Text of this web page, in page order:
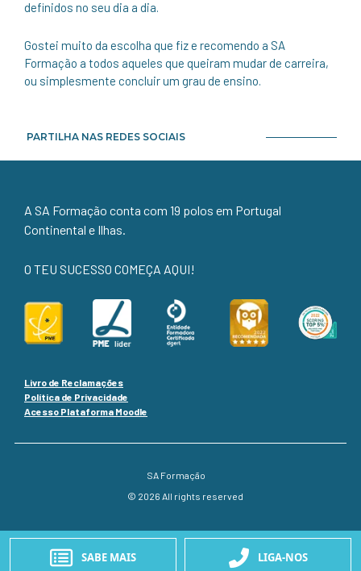
definidos no seu dia a dia.
Gostei muito da escolha que fiz e recomendo a SA
Formação a todos aqueles que queiram mudar de carreira,
ou simplesmente concluir um grau de ensino.
PARTILHA NAS REDES SOCIAIS
A SA Formação conta com 19 polos em Portugal
Continental e Ilhas.
O TEU SUCESSO COMEÇA AQUI!
Livro de Reclamações
Política de Privacidade
Acesso Plataforma Moodle
SA Formação
© 2026 All rights reserved
SABE MAIS LIGA-NOS